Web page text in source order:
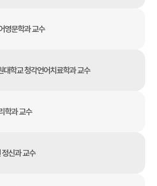
영문학과 교수
대학교 청각언어치료학과 교수
학과 교수
신과 교수